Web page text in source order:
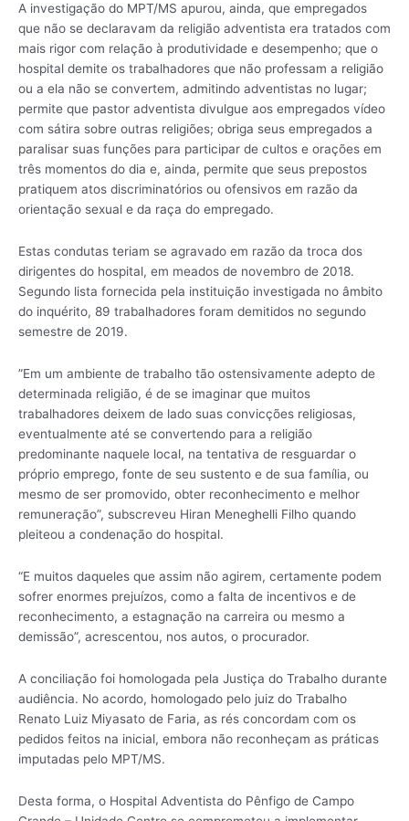
A investigação do MPT/MS apurou, ainda, que empregados
que não se declaravam da religião adventista era tratados com
mais rigor com relação à produtividade e desempenho; que o
hospital demite os trabalhadores que não professam a religião
ou a ela não se convertem, admitindo adventistas no lugar;
permite que pastor adventista divulgue aos empregados vídeo
com sátira sobre outras religiões; obriga seus empregados a
paralisar suas funções para participar de cultos e orações em
três momentos do dia e, ainda, permite que seus prepostos
pratiquem atos discriminatórios ou ofensivos em razão da
orientação sexual e da raça do empregado.
Estas condutas teriam se agravado em razão da troca dos
dirigentes do hospital, em meados de novembro de 2018.
Segundo lista fornecida pela instituição investigada no âmbito
do inquérito, 89 trabalhadores foram demitidos no segundo
semestre de 2019.
”Em um ambiente de trabalho tão ostensivamente adepto de
determinada religião, é de se imaginar que muitos
trabalhadores deixem de lado suas convicções religiosas,
eventualmente até se convertendo para a religião
predominante naquele local, na tentativa de resguardar o
próprio emprego, fonte de seu sustento e de sua família, ou
mesmo de ser promovido, obter reconhecimento e melhor
remuneração”, subscreveu Hiran Meneghelli Filho quando
pleiteou a condenação do hospital.
“E muitos daqueles que assim não agirem, certamente podem
sofrer enormes prejuízos, como a falta de incentivos e de
reconhecimento, a estagnação na carreira ou mesmo a
demissão”, acrescentou, nos autos, o procurador.
A conciliação foi homologada pela Justiça do Trabalho durante
audiência. No acordo, homologado pelo juiz do Trabalho
Renato Luiz Miyasato de Faria, as rés concordam com os
pedidos feitos na inicial, embora não reconheçam as práticas
imputadas pelo MPT/MS.
Desta forma, o Hospital Adventista do Pênfigo de Campo